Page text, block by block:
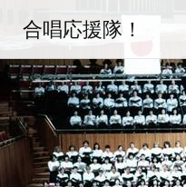
ン
ツ
へ
ス
合唱応援隊！